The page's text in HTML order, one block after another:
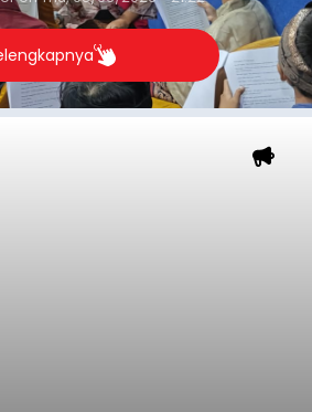
hingga September